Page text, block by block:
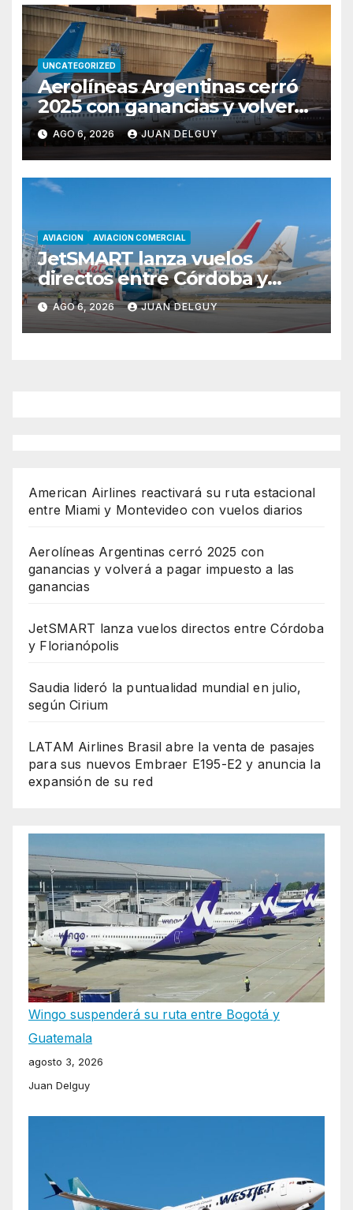
UNCATEGORIZED
Aerolíneas Argentinas cerró
2025 con ganancias y volverá
a pagar impuesto a las
ganancias
AGO 6, 2026 JUAN DELGUY
AVIACION AVIACION COMERCIAL
JetSMART lanza vuelos
directos entre Córdoba y
Florianópolis
AGO 6, 2026 JUAN DELGUY
American Airlines reactivará su ruta estacional
entre Miami y Montevideo con vuelos diarios
Aerolíneas Argentinas cerró 2025 con
ganancias y volverá a pagar impuesto a las
ganancias
JetSMART lanza vuelos directos entre Córdoba
y Florianópolis
Saudia lideró la puntualidad mundial en julio,
según Cirium
LATAM Airlines Brasil abre la venta de pasajes
para sus nuevos Embraer E195-E2 y anuncia la
expansión de su red
Wingo suspenderá su ruta entre Bogotá y
Guatemala
agosto 3, 2026
Juan Delguy